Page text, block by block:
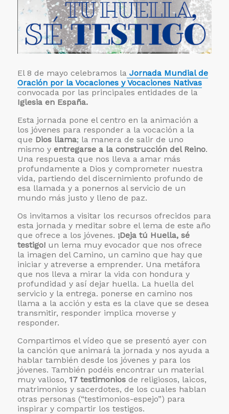
El 8 de mayo celebramos la Jornada Mundial de
Oración por la Vocaciones y Vocaciones Nativas
convocada por las principales entidades de la
Iglesia en España.
Esta jornada pone el centro en la animación a
los jóvenes para responder a la vocación a la
que Dios llama; la manera de salir de uno
mismo yentregarse a la construcción del Reino.
Una respuesta que nos lleva a amar más
profundamente a Dios y comprometer nuestra
vida, partiendo del discernimiento profundo de
esa llamada y a ponernos al servicio de un
mundo más justo y lleno de paz.
Os invitamos a visitar los recursos ofrecidos para
esta jornada y meditar sobre el lema de este año
que ofrece a los jóvenes. ¡Deja tú Huella, sé
testigo! un lema muy evocador que nos ofrece
la imagen del Camino, un camino que hay que
iniciar y atreverse a emprender. Una metáfora
que nos lleva a mirar la vida con hondura y
profundidad y así dejar huella. La huella del
servicio y la entrega. ponerse en camino nos
llama a la acción y esta es la clave que se desea
transmitir, responder implica moverse y
responder.
Compartimos el vídeo que se presentó ayer con
la canción que animará la jornada y nos ayuda a
hablar también desde los jóvenes y para los
jóvenes. También podéis encontrar un material
muy valioso,17 testimonios de religiosos, laicos,
matrimonios y sacerdotes, de los cuales hablan
otras personas (“testimonios-espejo”) para
inspirar y compartir los testigos.